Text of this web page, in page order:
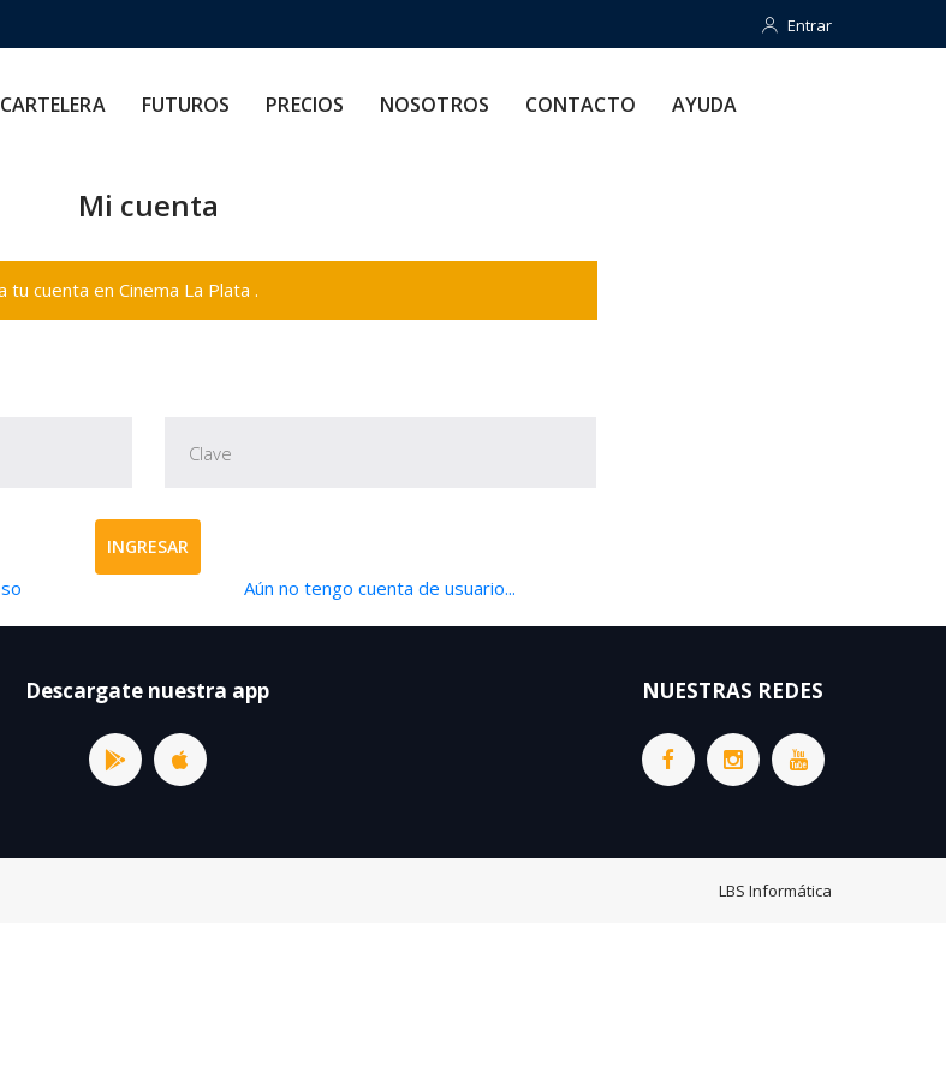
Entrar
Entrar
CARTELERA FUTUROS PRECIOS NOSOTROS CONTACTO AYUDA
Mi cuenta
cuenta en Cinema La Plata .
INGRESAR
Aún no tengo cuenta de usuario...
Descargate nuestra app NUESTRAS REDES
LBS Informática